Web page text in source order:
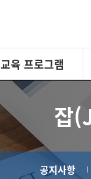
교육 프로그램
잡
공지사항